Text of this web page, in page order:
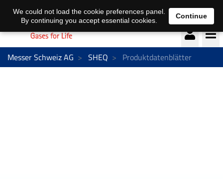
Deutsch français
Messer Schweiz AG SHEQ Produktdatenblätter
We could not load the cookie preferences panel.
By continuing you accept essential cookies.
Continue